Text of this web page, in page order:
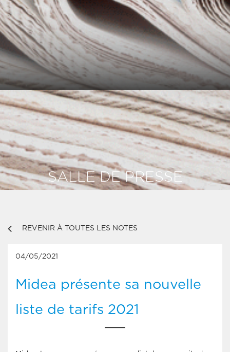
SALLE DE PRESSE
REVENIR À TOUTES LES NOTES
04/05/2021
Midea présente sa nouvelle
liste de tarifs 2021